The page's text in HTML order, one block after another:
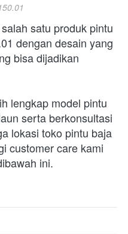
satu produk pintu
dengan desain yang
bisa dijadikan
lengkap model pintu
serta berkonsultasi
lokasi toko pintu baja
customer care kami
ini.